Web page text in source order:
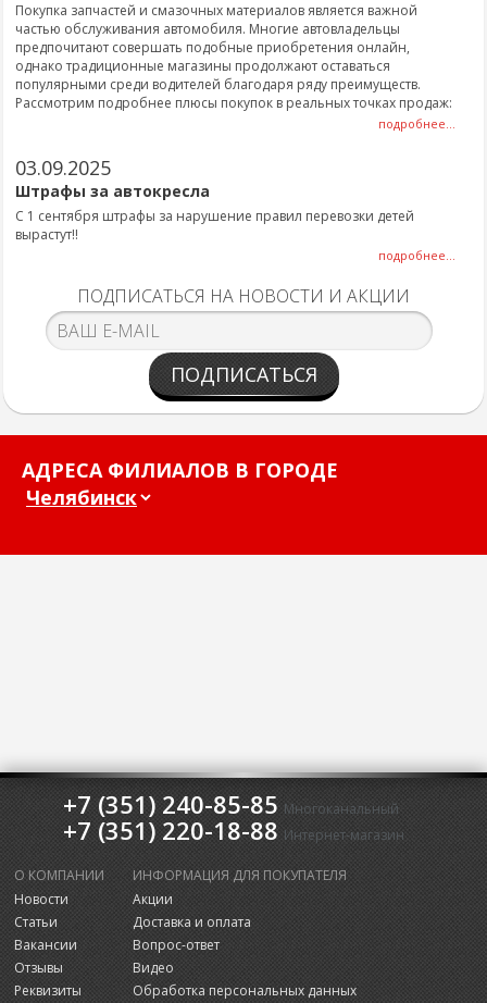
Покупка запчастей и смазочных материалов является важной
частью обслуживания автомобиля. Многие автовладельцы
предпочитают совершать подобные приобретения онлайн,
однако традиционные магазины продолжают оставаться
популярными среди водителей благодаря ряду преимуществ.
Рассмотрим подробнее плюсы покупок в реальных точках продаж:
подробнее...
03.09.2025
Штрафы за автокресла
С 1 сентября штрафы за нарушение правил перевозки детей
вырастут!!
подробнее...
ПОДПИСАТЬСЯ НА НОВОСТИ И АКЦИИ
ПОДПИСАТЬСЯ
АДРЕСА ФИЛИАЛОВ В ГОРОДЕ
+7 (351) 240-85-85 Многоканальный
+7 (351) 220-18-88 Интернет-магазин
О КОМПАНИИ
Новости
Статьи
Вакансии
Отзывы
Реквизиты
ИНФОРМАЦИЯ ДЛЯ ПОКУПАТЕЛЯ
Акции
Доставка и оплата
Вопрос-ответ
Видео
Обработка персональных данных